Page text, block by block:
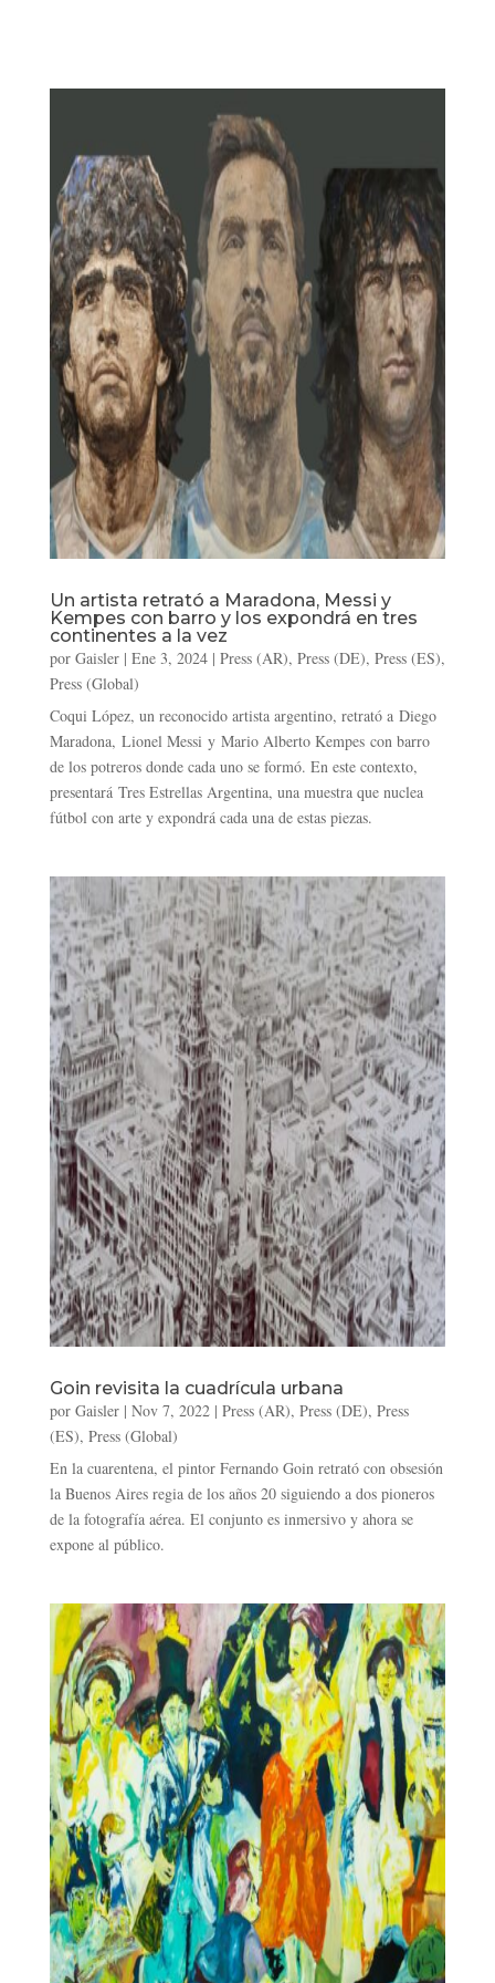
Un artista retrató a Maradona, Messi y
Kempes con barro y los expondrá en tres
continentes a la vez
por Gaisler| Ene 3, 2024| Press (AR), Press (DE), Press (ES),
Press (Global)
Coqui López, un reconocido artista argentino, retrató a Diego
Maradona, Lionel Messi y Mario Alberto Kempes con barro
de los potreros donde cada uno se formó. En este contexto,
presentará Tres Estrellas Argentina, una muestra que nuclea
fútbol con arte y expondrá cada una de estas piezas.
Goin revisita la cuadrícula urbana
por Gaisler| Nov 7, 2022| Press (AR), Press (DE), Press
(ES), Press (Global)
En la cuarentena, el pintor Fernando Goin retrató con obsesión
la Buenos Aires regia de los años 20 siguiendo a dos pioneros
de la fotografía aérea. El conjunto es inmersivo y ahora se
expone al público.